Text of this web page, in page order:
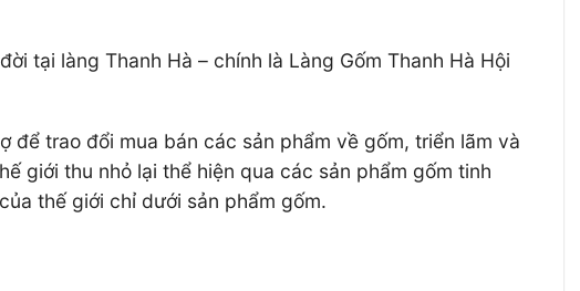
tại làng Thanh Hà – chính là Làng Gốm Thanh Hà Hội
để trao đổi mua bán các sản phẩm về gốm, triển lãm và
giới thu nhỏ lại thể hiện qua các sản phẩm gốm tinh
thế giới chỉ dưới sản phẩm gốm.